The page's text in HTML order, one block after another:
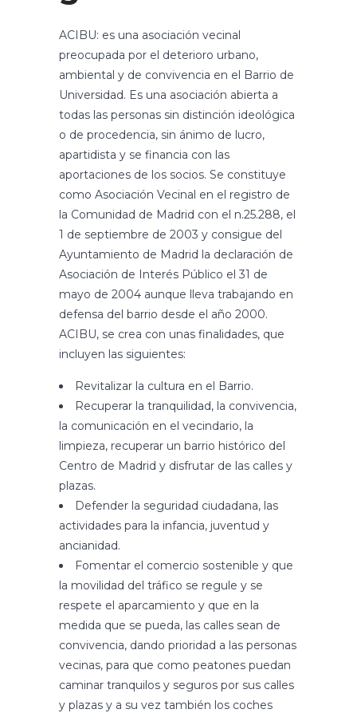
ACIBU: es una asociación vecinal
preocupada por el deterioro urbano,
ambiental y de convivencia en el Barrio de
Universidad. Es una asociación abierta a
todas las personas sin distinción ideológica
o de procedencia, sin ánimo de lucro,
apartidista y se financia con las
aportaciones de los socios. Se constituye
como Asociación Vecinal en el registro de
la Comunidad de Madrid con el n.25.288, el
1 de septiembre de 2003 y consigue del
Ayuntamiento de Madrid la declaración de
Asociación de Interés Público el 31 de
mayo de 2004 aunque lleva trabajando en
defensa del barrio desde el año 2000.
ACIBU, se crea con unas finalidades, que
incluyen las siguientes:
Revitalizar la cultura en el Barrio.
Recuperar la tranquilidad, la convivencia,
la comunicación en el vecindario, la
limpieza, recuperar un barrio histórico del
Centro de Madrid y disfrutar de las calles y
plazas.
Defender la seguridad ciudadana, las
actividades para la infancia, juventud y
ancianidad.
Fomentar el comercio sostenible y que
la movilidad del tráfico se regule y se
respete el aparcamiento y que en la
medida que se pueda, las calles sean de
convivencia, dando prioridad a las personas
vecinas, para que como peatones puedan
caminar tranquilos y seguros por sus calles
y plazas y a su vez también los coches